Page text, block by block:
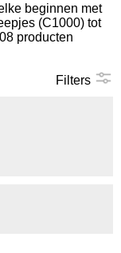
beginnen met
(C1000) tot
producten
Filters